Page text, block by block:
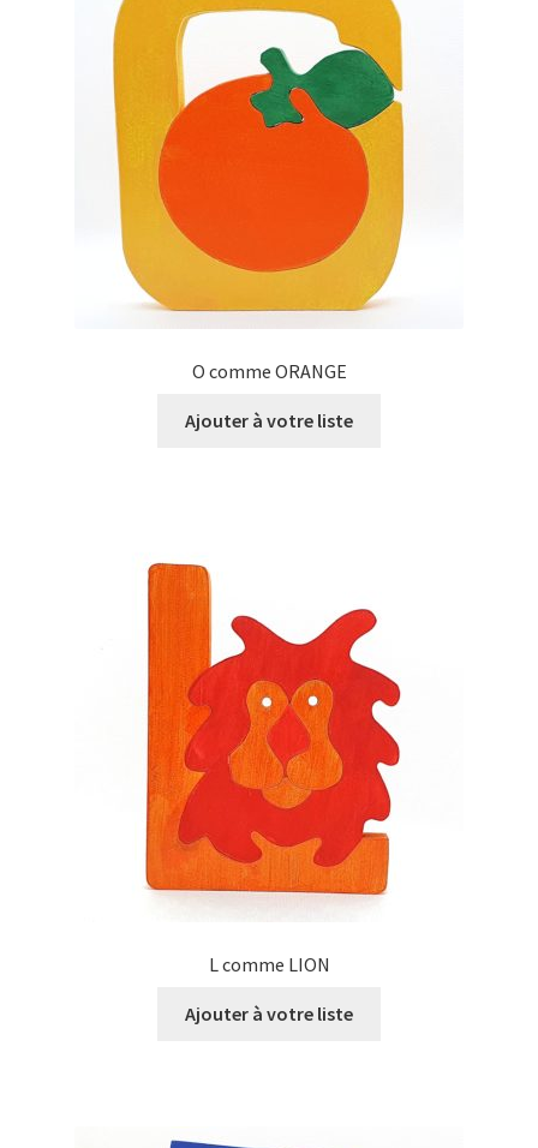
O comme ORANGE
Ajouter à votre liste
L comme LION
Ajouter à votre liste